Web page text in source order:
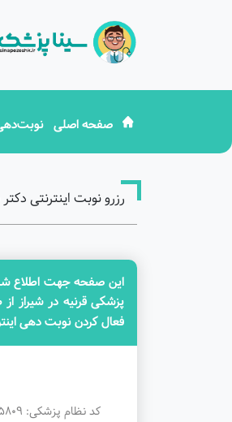
صفحه اصلی
رزرو نوبت اینترنتی
این صفحه جهت اطلاع
پزشکی قرنیه در شیراز
فعال کردن نوبت دهی
کد نظام پزشکی: 35809